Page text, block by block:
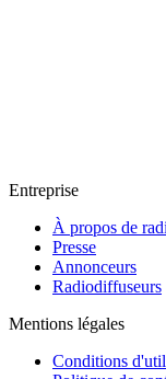
Entreprise
À propos de
Presse
Annonceurs
Radiodiffuseurs
Mentions légales
Conditions